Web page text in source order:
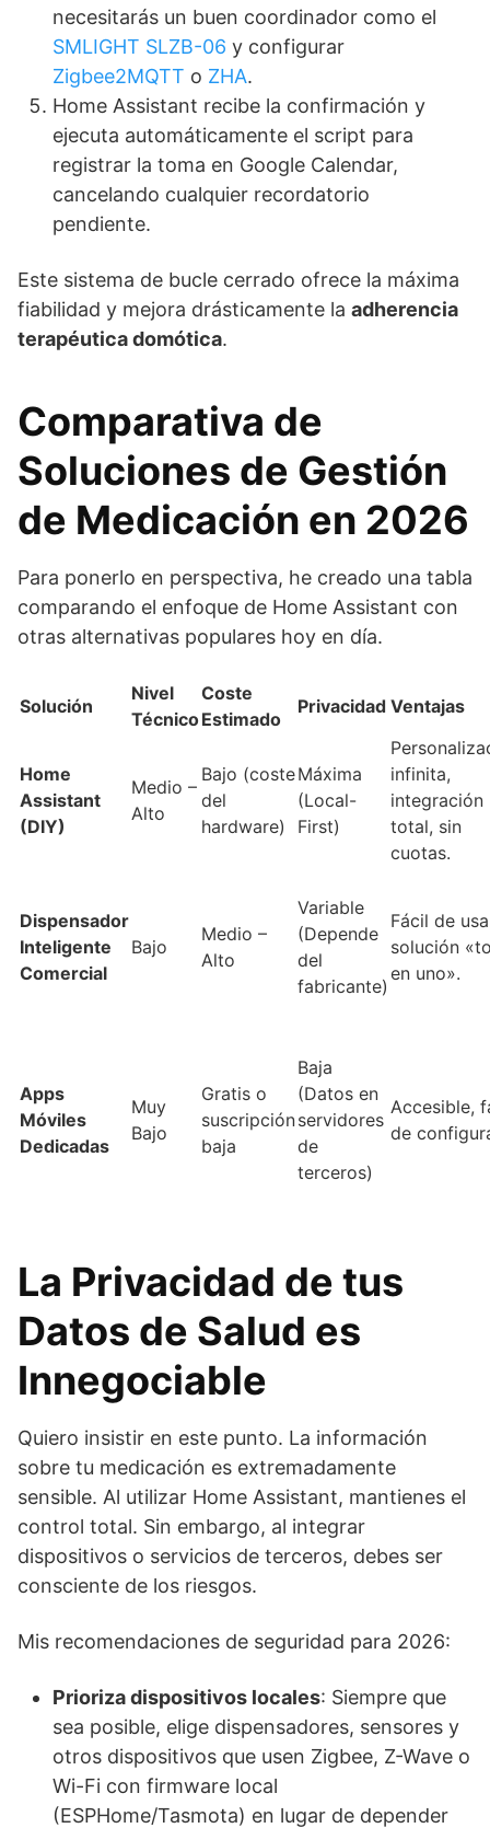
necesitarás un buen coordinador como el
SMLIGHT SLZB-06 y configurar
Zigbee2MQTT o ZHA.
Home Assistant recibe la confirmación y
ejecuta automáticamente el script para
registrar la toma en Google Calendar,
cancelando cualquier recordatorio
pendiente.
Este sistema de bucle cerrado ofrece la máxima
fiabilidad y mejora drásticamente la adherencia
terapéutica domótica.
Comparativa de
Soluciones de Gestión
de Medicación en 2026
Para ponerlo en perspectiva, he creado una tabla
comparando el enfoque de Home Assistant con
otras alternativas populares hoy en día.
Solución
Nivel
Técnico
Coste
Estimado
Privacidad Ventajas
Home
Assistant
(DIY)
Medio –
Alto
Bajo (coste
del
hardware)
Máxima
(Local-
First)
infinita,
integración
total, sin
cuotas.
Dispensador
Inteligente
Comercial
Bajo
Medio –
Alto
Variable
(Depende
del
fabricante)
Fácil de
solución
en uno».
Apps
Móviles
Dedicadas
Muy
Bajo
Gratis o
suscripción
baja
Baja
(Datos en
servidores
de
terceros)
Accesible,
de
La Privacidad de tus
Datos de Salud es
Innegociable
Quiero insistir en este punto. La información
sobre tu medicación es extremadamente
sensible. Al utilizar Home Assistant, mantienes el
control total. Sin embargo, al integrar
dispositivos o servicios de terceros, debes ser
consciente de los riesgos.
Mis recomendaciones de seguridad para 2026:
Prioriza dispositivos locales: Siempre que
sea posible, elige dispensadores, sensores y
otros dispositivos que usen Zigbee, Z-Wave o
Wi-Fi con firmware local
(ESPHome/Tasmota) en lugar de depender